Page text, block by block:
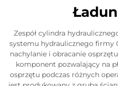
Zespół cylindra
systemu hydraulicznego firmy
nachylanie i obracanie
komponent pozwalający na
osprzętu podczas różnych